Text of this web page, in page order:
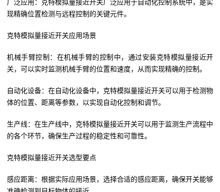
广泛应用：克特模拟量接近开关广泛应用于自动化控制系统中，是实
现精确位置检测与远程控制的关键元件。
克特模拟量接近开关应用场景
机械手臂控制：在机械手臂的控制中，通过安装克特模拟量接近开
关，可以实时监测机械手臂的位置和速度，从而实现精确的控制。
自动化设备：在自动化设备中，克特模拟量接近开关可以用于检测物
体的位置、距离等参数，以实现自动化控制和调节。
生产线：在生产线中，克特模拟量接近开关可以用于监测生产流程中
的各个环节，确保生产过程的稳定性和可靠性。
克特模拟量接近开关选型要点
感应距离：根据实际应用场景，选择合适的感应距离，确保开关能够